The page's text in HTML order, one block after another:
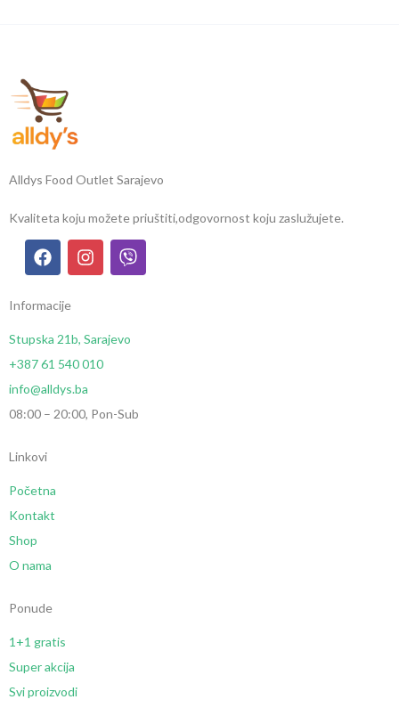
Alldys Food Outlet Sarajevo
Kvaliteta koju možete priuštiti,odgovornost koju zaslužujete.
Informacije
Stupska 21b, Sarajevo
+387 61 540 010
info@alldys.ba
08:00 – 20:00, Pon-Sub
Linkovi
Početna
Kontakt
Shop
O nama
Ponude
1+1 gratis
Super akcija
Svi proizvodi